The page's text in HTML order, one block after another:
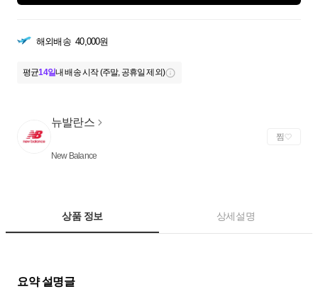
해외배송 40,000원
평균14일내 배송 시작 (주말, 공휴일 제외)
뉴발란스
New Balance
찜
상품 정보 상세설명
요약 설명글